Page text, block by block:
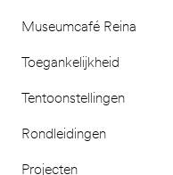
Museumcafé Reina
Toegankelijkheid
Tentoonstellingen
Rondleidingen
Projecten